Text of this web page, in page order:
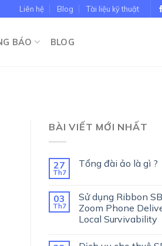
Liên hệ Blog Tài liệu kỹ thuật
BÁO BLOG
BÀI VIẾT MỚI NHẤT
27
Th7
Tổng đài ảo là gì ?
03
Th7
Sử dụng Ribbon
Zoom Phone
Local Survivability